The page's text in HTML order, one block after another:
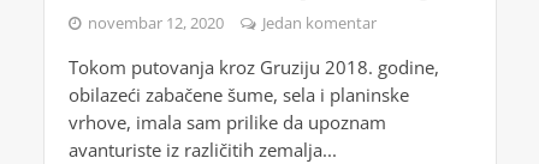
novembar 12, 2020 Jedan komentar
Tokom putovanja kroz Gruziju 2018. godine,
obilazeći zabačene šume, sela i planinske
vrhove, imala sam prilike da upoznam
avanturiste iz različitih zemalja...